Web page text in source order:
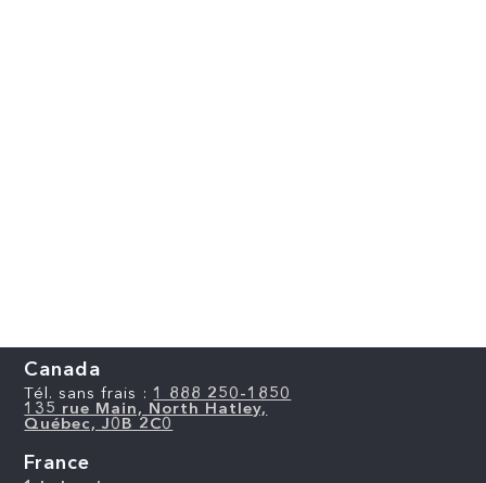
Canada
Tél. sans frais : 1 888 250-1850
135 rue Main, North Hatley,
Québec, J0B 2C0
France